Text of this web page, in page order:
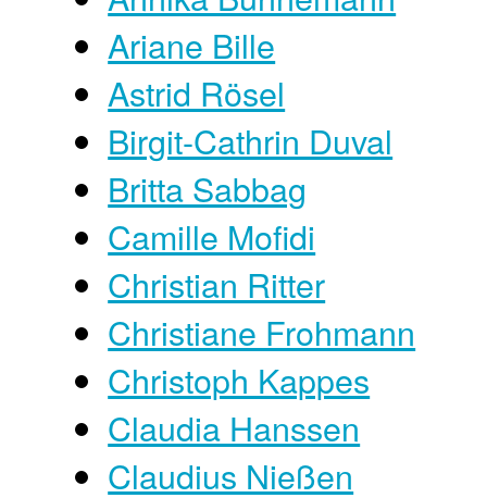
Ariane Bille
Astrid Rösel
Birgit-Cathrin Duval
Britta Sabbag
Camille Mofidi
Christian Ritter
Christiane Frohmann
Christoph Kappes
Claudia Hanssen
Claudius Nießen